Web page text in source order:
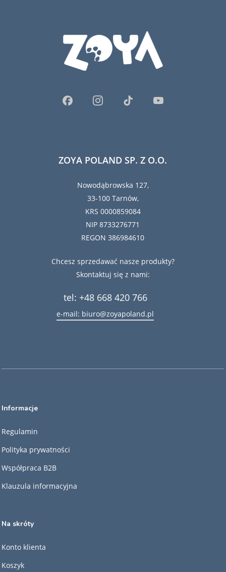
ZOYA POLAND SP. Z O.O.
Nowodąbrowska 127,
33-100 Tarnów,
KRS 0000859084
NIP 8733276771
REGON 386984610
Chcesz sprzedawać nasze produkty?
Skontaktuj się z nami:
tel: +48 668 420 766
e-mail: biuro@zoyapoland.pl
Informacje
Regulamin
Polityka prywatności
Współpraca B2B
Klauzula informacyjna
Na skróty
Konto klienta
Koszyk